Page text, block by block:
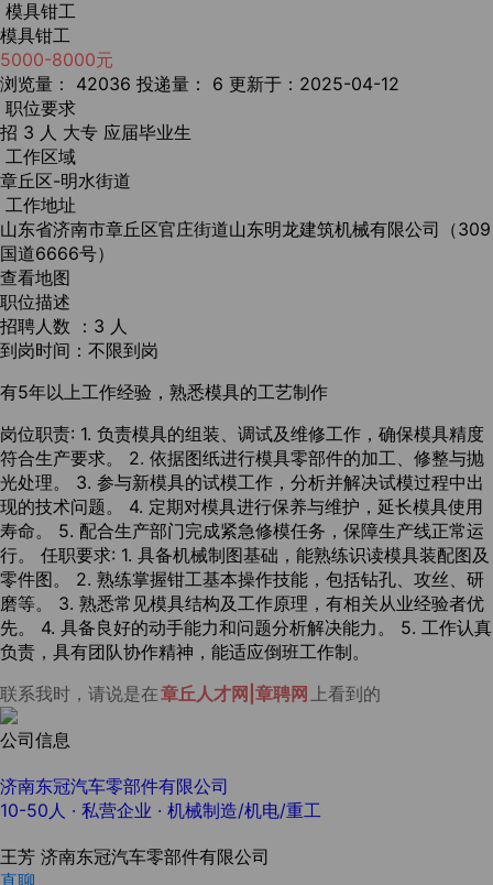
模具钳工
模具钳工
5000-8000元
浏览量： 42036 投递量： 6 更新于：2025-04-12
职位要求
招 3 人 大专 应届毕业生
工作区域
章丘区-明水街道
工作地址
山东省济南市章丘区官庄街道山东明龙建筑机械有限公司（309
国道6666号）
查看地图
职位描述
招聘人数 ：3 人
到岗时间：不限到岗
有5年以上工作经验，熟悉模具的工艺制作
岗位职责: 1. 负责模具的组装、调试及维修工作，确保模具精度
符合生产要求。 2. 依据图纸进行模具零部件的加工、修整与抛
光处理。 3. 参与新模具的试模工作，分析并解决试模过程中出
现的技术问题。 4. 定期对模具进行保养与维护，延长模具使用
寿命。 5. 配合生产部门完成紧急修模任务，保障生产线正常运
行。 任职要求: 1. 具备机械制图基础，能熟练识读模具装配图及
零件图。 2. 熟练掌握钳工基本操作技能，包括钻孔、攻丝、研
磨等。 3. 熟悉常见模具结构及工作原理，有相关从业经验者优
先。 4. 具备良好的动手能力和问题分析解决能力。 5. 工作认真
负责，具有团队协作精神，能适应倒班工作制。
联系我时，请说是在章丘人才网|章聘网 上看到的
公司信息
济南东冠汽车零部件有限公司
10-50人 · 私营企业 · 机械制造/机电/重工
王芳 济南东冠汽车零部件有限公司
直聊